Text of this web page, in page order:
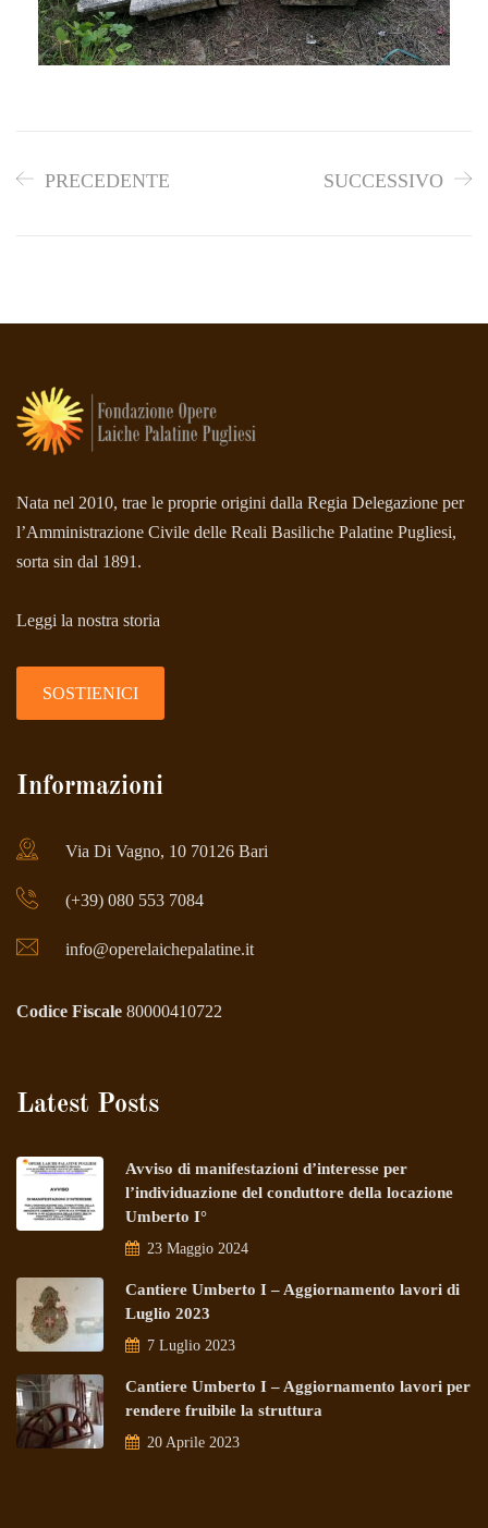
PRECEDENTE SUCCESSIVO
Nata nel 2010, trae le proprie origini dalla Regia Delegazione per
l’Amministrazione Civile delle Reali Basiliche Palatine Pugliesi,
sorta sin dal 1891.
Leggi la nostra storia
SOSTIENICI
Informazioni
Via Di Vagno, 10 70126 Bari
(+39) 080 553 7084
info@operelaichepalatine.it
Codice Fiscale 80000410722
Latest Posts
Avviso di manifestazioni d’interesse per
l’individuazione del conduttore della locazione
Umberto I°
23 Maggio 2024
Cantiere Umberto I – Aggiornamento lavori di
Luglio 2023
7 Luglio 2023
Cantiere Umberto I – Aggiornamento lavori per
rendere fruibile la struttura
20 Aprile 2023